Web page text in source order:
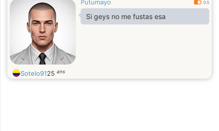
Putumayo 0.5
Si geys no me fustas esa
Sotelo9125 ans